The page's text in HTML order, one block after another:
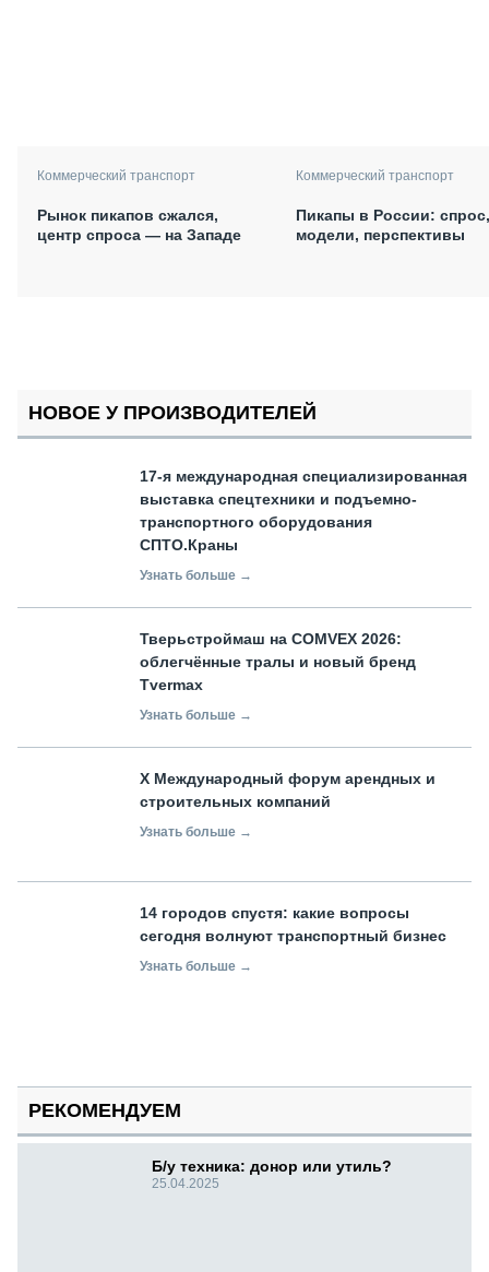
Коммерческий транспорт
Рынок пикапов сжался,
центр спроса — на Западе
Коммерческий транспорт
Пикапы в России: спрос,
модели, перспективы
НОВОЕ У ПРОИЗВОДИТЕЛЕЙ
17-я международная специализированная
выставка спецтехники и подъемно-
транспортного оборудования
СПТО.Краны
Узнать больше →
Тверьстроймаш на COMVEX 2026:
облегчённые тралы и новый бренд
Tvermax
Узнать больше →
X Международный форум арендных и
строительных компаний
Узнать больше →
14 городов спустя: какие вопросы
сегодня волнуют транспортный бизнес
Узнать больше →
РЕКОМЕНДУЕМ
Б/у техника: донор или утиль?
25.04.2025